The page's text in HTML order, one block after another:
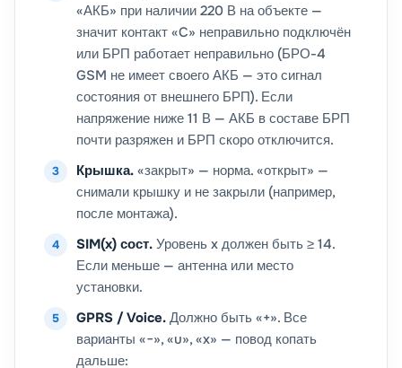
«АКБ» при наличии 220 В на объекте —
значит контакт «C» неправильно подключён
или БРП работает неправильно (БРО-4
GSM не имеет своего АКБ — это сигнал
состояния от внешнего БРП). Если
напряжение ниже 11 В — АКБ в составе БРП
почти разряжен и БРП скоро отключится.
Крышка. «закрыт» — норма. «открыт» —
снимали крышку и не закрыли (например,
после монтажа).
SIM(x) сост. Уровень x должен быть ≥ 14.
Если меньше — антенна или место
установки.
GPRS / Voice. Должно быть «+». Все
варианты «−», «u», «x» — повод копать
дальше: